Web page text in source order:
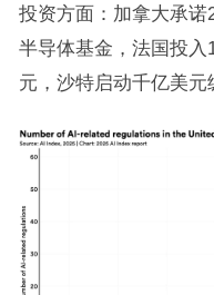
投资方面：加拿大承诺
半导体基金，法国投入
元，沙特启动千亿美元